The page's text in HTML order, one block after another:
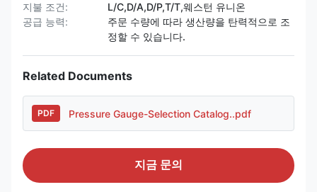
지불 조건:
L/C,D/A,D/P,T/T,웨스턴 유니온
공급 능력:
주문 수량에 따라 생산량을 탄력적으로 조
정할 수 있습니다.
Related Documents
PDF Pressure Gauge-Selection Catalog..pdf
지금 문의